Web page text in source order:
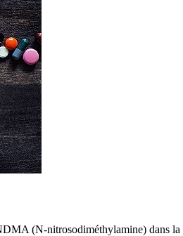
(N-nitrosodiméthylamine) dans